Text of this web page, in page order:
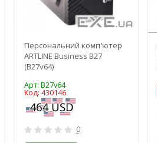
Персональний комп'ютер
ARTLINE Business B27
(B27v64)
Арт: B27v64
Код: 430146
0